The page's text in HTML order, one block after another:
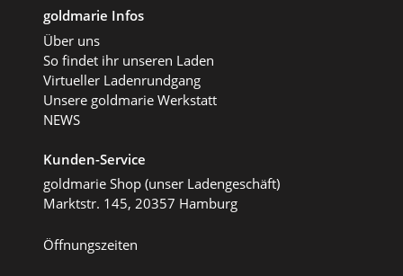
goldmarie Infos
Über uns
So findet ihr unseren Laden
Virtueller Ladenrundgang
Unsere goldmarie Werkstatt
NEWS
Kunden-Service
goldmarie Shop (unser Ladengeschäft)
Marktstr. 145, 20357 Hamburg
Öffnungszeiten